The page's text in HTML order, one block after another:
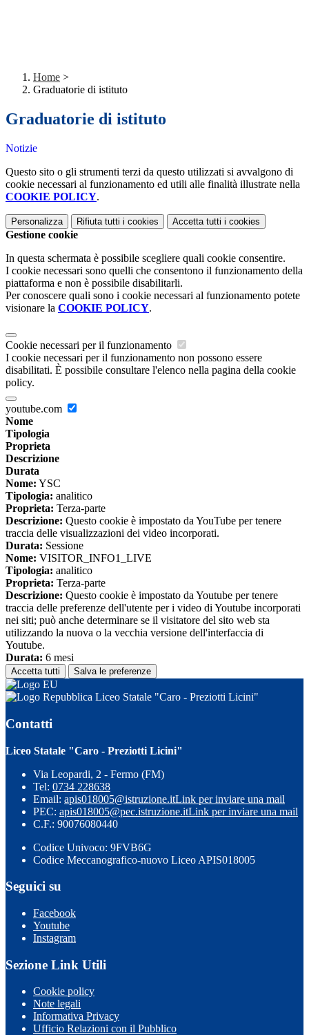
Home >
Graduatorie di istituto
Graduatorie di istituto
Notizie
Questo sito o gli strumenti terzi da questo utilizzati si avvalgono di
cookie necessari al funzionamento ed utili alle finalità illustrate nella
COOKIE POLICY.
Personalizza Rifiuta tutti i cookies Accetta tutti i cookies
Gestione cookie
In questa schermata è possibile scegliere quali cookie consentire.
I cookie necessari sono quelli che consentono il funzionamento della
piattaforma e non è possibile disabilitarli.
Per conoscere quali sono i cookie necessari al funzionamento potete
visionare la COOKIE POLICY.
Cookie necessari per il funzionamento
I cookie necessari per il funzionamento non possono essere
disabilitati. È possibile consultare l'elenco nella pagina della cookie
policy.
youtube.com
Nome
Tipologia
Proprieta
Descrizione
Durata
Nome: YSC
Tipologia: analitico
Proprieta: Terza-parte
Descrizione: Questo cookie è impostato da YouTube per tenere
traccia delle visualizzazioni dei video incorporati.
Durata: Sessione
Nome: VISITOR_INFO1_LIVE
Tipologia: analitico
Proprieta: Terza-parte
Descrizione: Questo cookie è impostato da Youtube per tenere
traccia delle preferenze dell'utente per i video di Youtube incorporati
nei siti; può anche determinare se il visitatore del sito web sta
utilizzando la nuova o la vecchia versione dell'interfaccia di
Youtube.
Durata: 6 mesi
Accetta tutti Salva le preferenze
Liceo Statale "Caro - Preziotti Licini"
Contatti
Liceo Statale "Caro - Preziotti Licini"
Via Leopardi, 2 - Fermo (FM)
Tel: 0734 228638
Email: apis018005@istruzione.itLink per inviare una mail
PEC: apis018005@pec.istruzione.itLink per inviare una mail
C.F.: 90076080440
Codice Univoco: 9FVB6G
Codice Meccanografico-nuovo Liceo APIS018005
Seguici su
Facebook
Youtube
Instagram
Sezione Link Utili
Cookie policy
Note legali
Informativa Privacy
Ufficio Relazioni con il Pubblico